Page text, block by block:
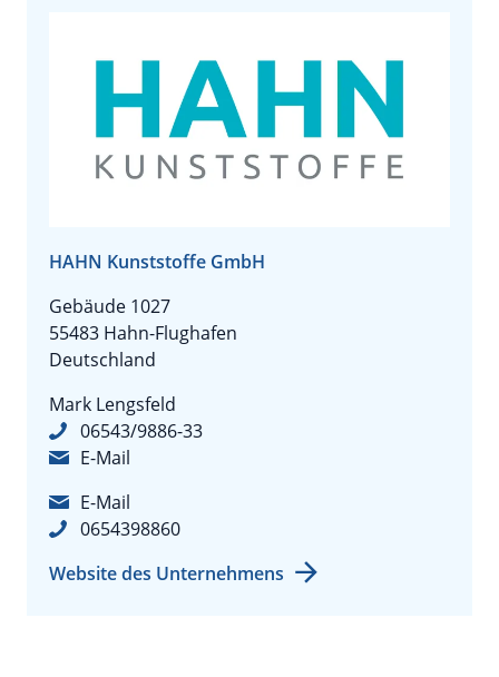
HAHN Kunststoffe GmbH
Gebäude 1027
55483 Hahn-Flughafen
Deutschland
Mark Lengsfeld
06543/9886-33
E-Mail
E-Mail
0654398860
Website des Unternehmens